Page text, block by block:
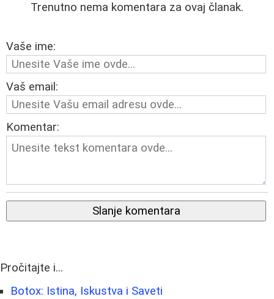
Trenutno nema komentara za ovaj članak.
Vaše ime:
Vaš email:
Komentar:
Slanje komentara
Pročitajte i...
Botox: Istina, Iskustva i Saveti